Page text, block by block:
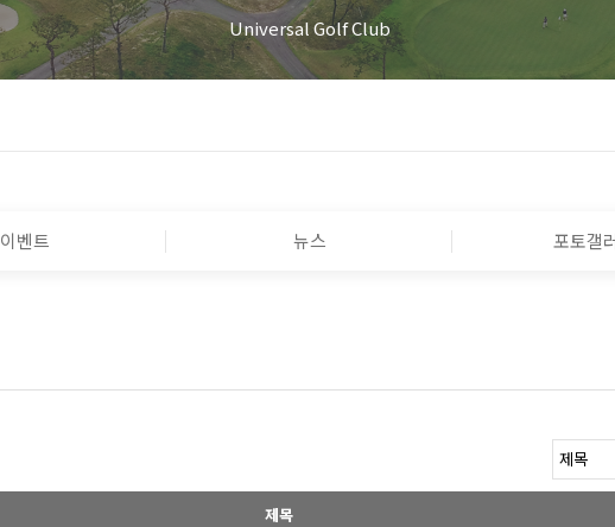
Universal Golf Club
이벤트 뉴스 포토갤
제목